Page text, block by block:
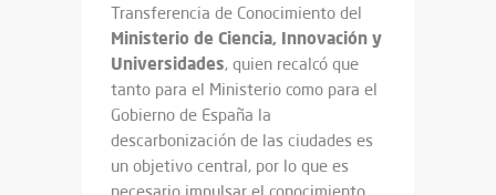
Transferencia de Conocimiento del
Ministerio de Ciencia, Innovación y
Universidades, quien recalcó que
tanto para el Ministerio como para el
Gobierno de España la
descarbonización de las ciudades es
un objetivo central, por lo que es